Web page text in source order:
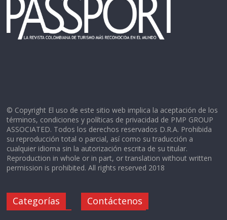
© Copyright El uso de este sitio web implica la aceptación de los
términos, condiciones y políticas de privacidad de PMP GROUP
ASSOCIATED. Todos los derechos reservados D.R.A. Prohibida
su reproducción total o parcial, así como su traducción a
cualquier idioma sin la autorización escrita de su titular.
Reproduction in whole or in part, or translation without written
permission is prohibited. All rights reserved 2018
Categorías Contáctenos